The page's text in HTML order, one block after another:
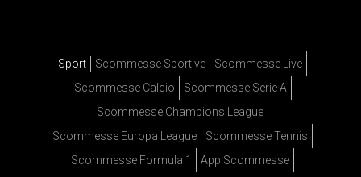
Sport Scommesse Sportive
Scommesse Live
Scommesse Calcio
Scommesse Serie A
Scommesse Champions League
Scommesse Europa League
Scommesse Tennis
Scommesse Formula 1
App Scommesse